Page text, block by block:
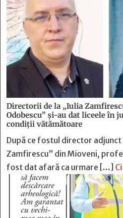
Directorii de la „Iulia
Odobescu” și-au dat liceele în
condiții vătămătoare
După ce fostul director adjunct
Zamfirescu” din Mioveni,
fost dat afară ca urmare […]